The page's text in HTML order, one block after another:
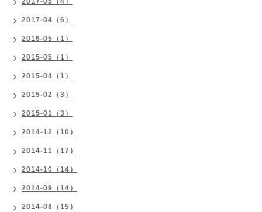
2017-04（6）
2016-05（1）
2015-05（1）
2015-04（1）
2015-02（3）
2015-01（3）
2014-12（10）
2014-11（17）
2014-10（14）
2014-09（14）
2014-08（15）